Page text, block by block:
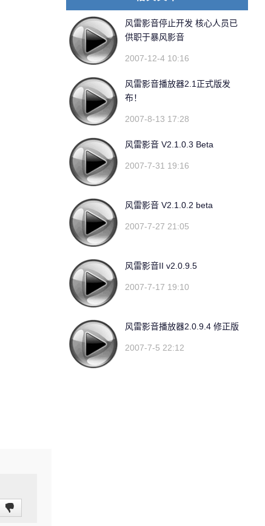
风雷影音停止开发 核心人员已
供职于暴风影音
2007-12-4 10:16
风雷影音播放器2.1正式版发
布！
2007-8-13 17:28
风雷影音 V2.1.0.3 Beta
2007-7-31 19:16
风雷影音 V2.1.0.2 beta
2007-7-27 21:05
风雷影音II v2.0.9.5
2007-7-17 19:10
风雷影音播放器2.0.9.4 修正版
2007-7-5 22:12